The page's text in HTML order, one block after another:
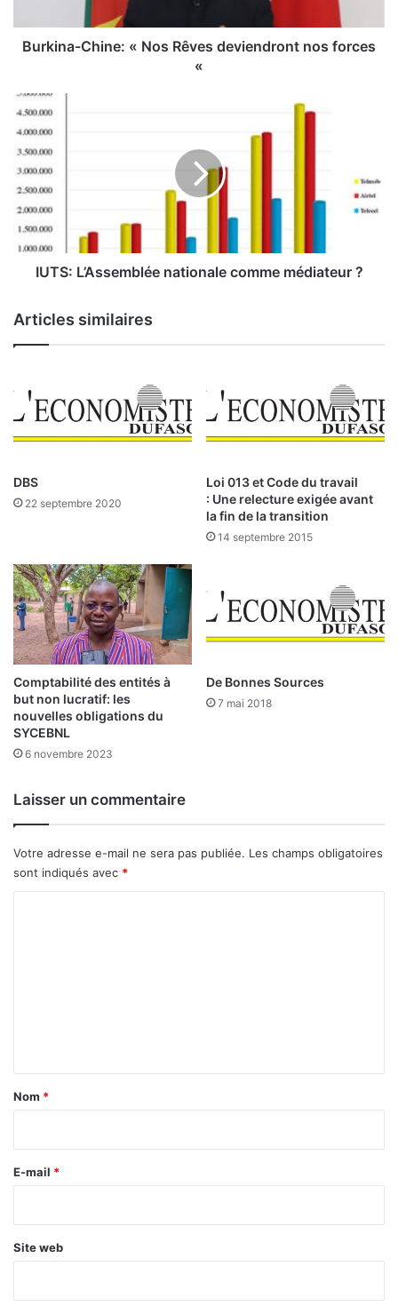
C
e
:
«
N
o
s
R
ê
d
e
n
d
t
s
f
o
r
c
e
s
«
Burkina-Chine: « Nos Rêves deviendront nos forces
«
U
T
S
:
L
A
s
b
l
a
t
o
c
o
m
m
e
m
é
d
i
a
t
u
?
IUTS: L’Assemblée nationale comme médiateur ?
Articles similaires
DBS
22 septembre 2020
Loi 013 et Code du travail
: Une relecture exigée avant
la fin de la transition
14 septembre 2015
Comptabilité des entités à
but non lucratif: les
nouvelles obligations du
SYCEBNL
6 novembre 2023
De Bonnes Sources
7 mai 2018
Laisser un commentaire
Votre adresse e-mail ne sera pas publiée. Les champs obligatoires
sont indiqués avec *
a
e
Nom *
E-mail *
Site web